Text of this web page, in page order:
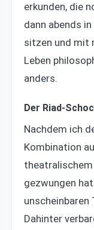
erkunden, die
dann abends
sitzen und mit
Leben
anders.
Der Riad-
Nachdem ich
Kombination
gezwungen
unscheinbaren
Dahinter